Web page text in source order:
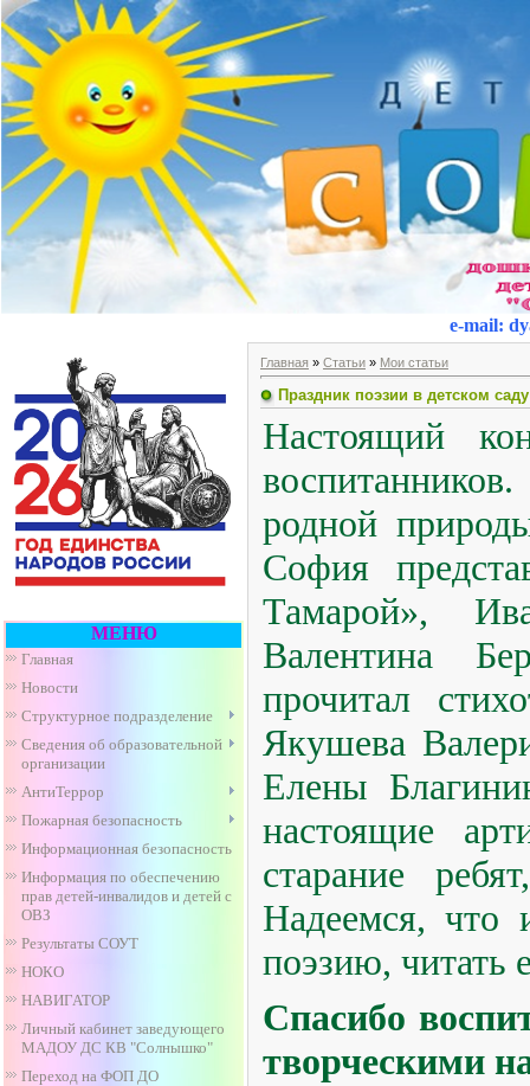
e-mail:
МЕНЮ
Главная
Новости
Структурное подразделение
Сведения об образовательной
организации
АнтиТеррор
Пожарная безопасность
Информационная безопасность
Информация по обеспечению
прав детей-инвалидов и детей с
ОВЗ
Результаты СОУТ
НОКО
НАВИГАТОР
Личный кабинет заведующего
МАДОУ ДС КВ "Солнышко"
Переход на ФОП ДО
Главная » Статьи » Мои статьи
Праздник поэзии в детском
Настоящий
родной
София
Тамарой»,
Валентина
прочитал
Якушева
Елены
настоящие
старание
Надеемся, что
поэзию, читать
Спасибо
творческими